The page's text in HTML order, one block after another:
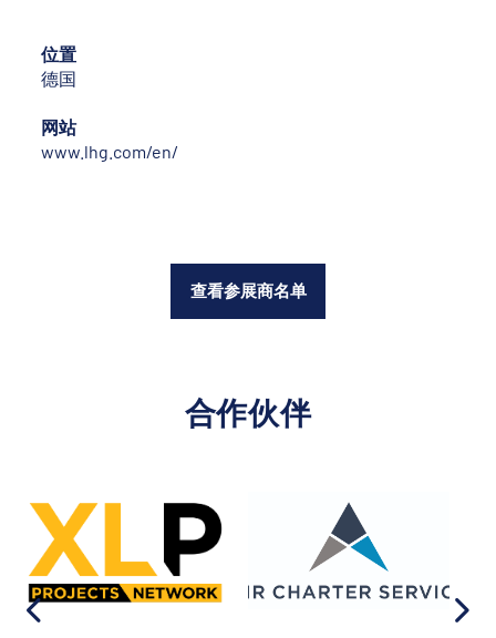
位置
德国
网站
www.lhg.com/en/
查看参展商名单
合作伙伴